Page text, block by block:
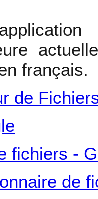
français.
de
fichiers -
de